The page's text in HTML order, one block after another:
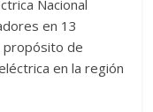
Nacional
en 13
propósito de
en la región